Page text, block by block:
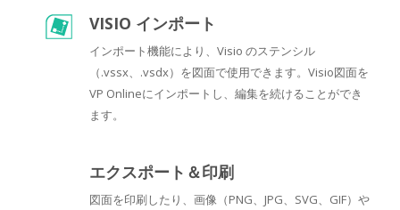
VISIO インポート
インポート機能により、Visio のステンシル
（.vssx、.vsdx）を図面で使用できます。Visio図面を
VP Onlineにインポートし、編集を続けることができ
ます。
エクスポート＆印刷
図面を印刷したり、画像（PNG、JPG、SVG、GIF）や